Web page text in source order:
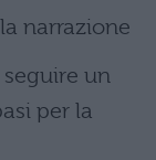
narrazione
un
per la